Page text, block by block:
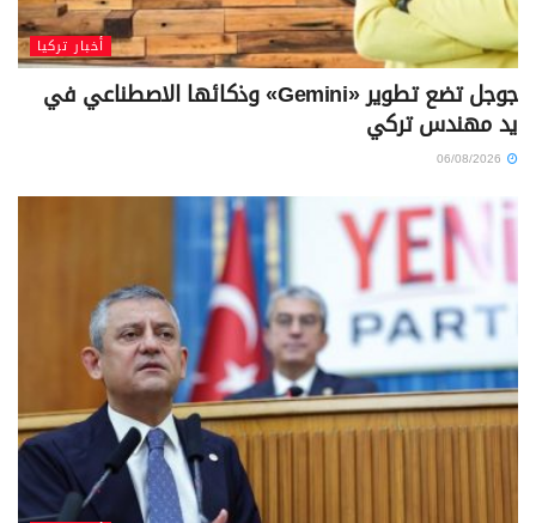
أخبار تركيا
جوجل تضع تطوير «Gemini» وذكائها الاصطناعي في
يد مهندس تركي